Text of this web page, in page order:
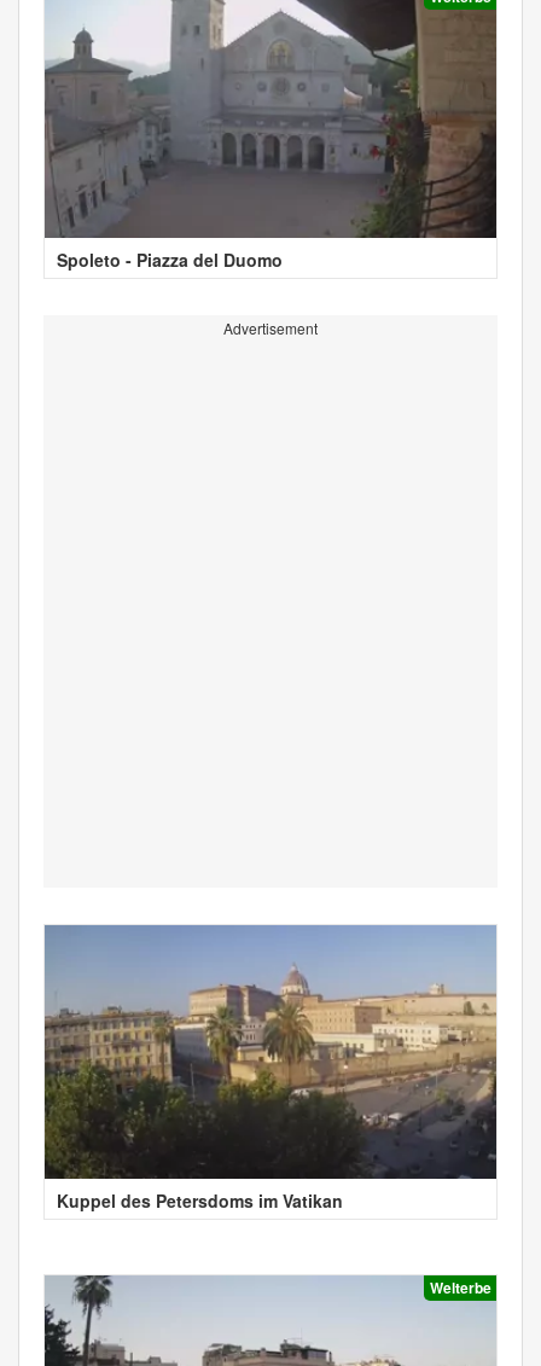
Spoleto - Piazza del Duomo
Advertisement
Kuppel des Petersdoms im Vatikan
Welterbe